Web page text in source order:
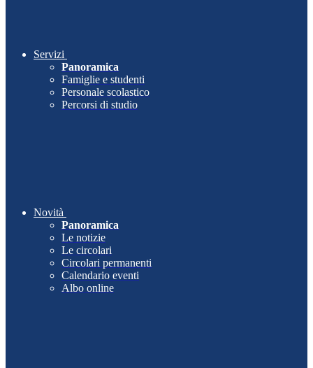
Servizi
Panoramica
Famiglie e studenti
Personale scolastico
Percorsi di studio
Novità
Panoramica
Le notizie
Le circolari
Circolari permanenti
Calendario eventi
Albo online